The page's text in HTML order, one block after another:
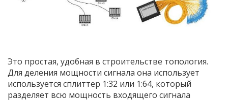
Это простая, удобная в строительстве топология.
Для деления мощности сигнала она использует
используется сплиттер 1:32 или 1:64, который
разделяет всю мощность входящего сигнала